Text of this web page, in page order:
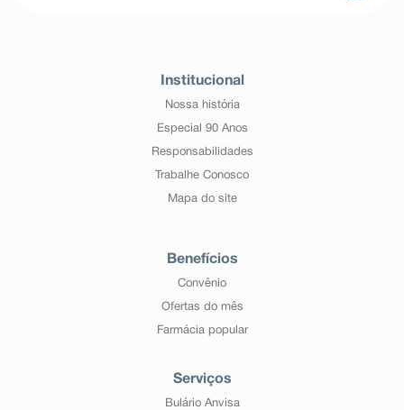
Institucional
Nossa história
Especial 90 Anos
Responsabilidades
Trabalhe Conosco
Mapa do site
Benefícios
Convênio
Ofertas do mês
Farmácia popular
Serviços
Bulário Anvisa